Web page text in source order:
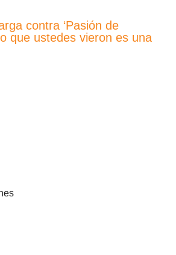
contra ‘Pasión de
que ustedes vieron es una